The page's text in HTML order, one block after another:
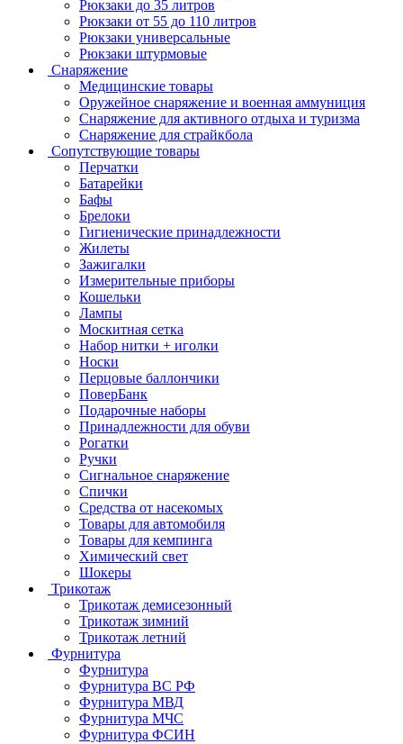
Рюкзаки до 35 литров
Рюкзаки от 55 до 110 литров
Рюкзаки универсальные
Рюкзаки штурмовые
Снаряжение
Медицинские товары
Оружейное снаряжение и военная аммуниция
Снаряжение для активного отдыха и туризма
Снаряжение для страйкбола
Сопутствующие товары
Перчатки
Батарейки
Бафы
Брелоки
Гигиенические принадлежности
Жилеты
Зажигалки
Измерительные приборы
Кошельки
Лампы
Москитная сетка
Набор нитки + иголки
Носки
Перцовые баллончики
ПоверБанк
Подарочные наборы
Принадлежности для обуви
Рогатки
Ручки
Сигнальное снаряжение
Спички
Средства от насекомых
Товары для автомобиля
Товары для кемпинга
Химический свет
Шокеры
Трикотаж
Трикотаж демисезонный
Трикотаж зимний
Трикотаж летний
Фурнитура
Фурнитура
Фурнитура ВС РФ
Фурнитура МВД
Фурнитура МЧС
Фурнитура ФСИН